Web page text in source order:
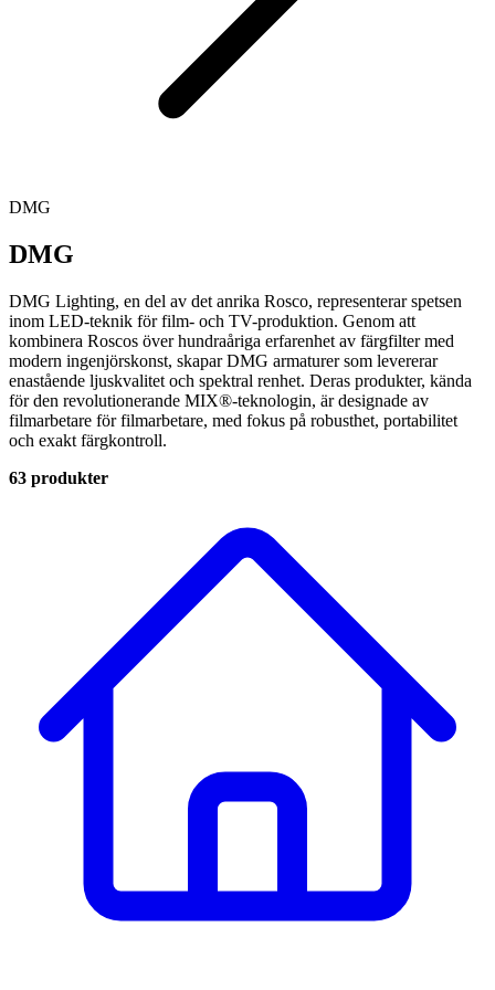
DMG
DMG
DMG Lighting, en del av det anrika Rosco, representerar spetsen
inom LED-teknik för film- och TV-produktion. Genom att
kombinera Roscos över hundraåriga erfarenhet av färgfilter med
modern ingenjörskonst, skapar DMG armaturer som levererar
enastående ljuskvalitet och spektral renhet. Deras produkter, kända
för den revolutionerande MIX®-teknologin, är designade av
filmarbetare för filmarbetare, med fokus på robusthet, portabilitet
och exakt färgkontroll.
63 produkter